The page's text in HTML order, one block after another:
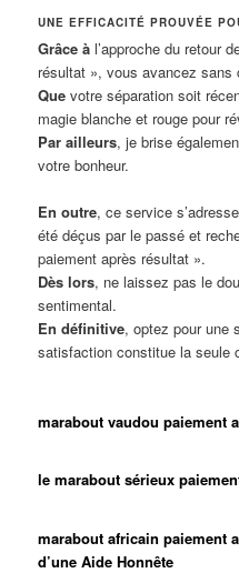
UNE EFFICACITÉ PROUVÉE
Grâce à l’approche du retour
résultat », vous avancez sans
Que votre séparation soit
magie blanche et rouge pour
Par ailleurs, je brise
votre bonheur.
En outre, ce service
été déçus par le passé et
paiement après résultat ».
Dès lors, ne laissez pas le
sentimental.
En définitive, optez pour une
satisfaction constitue la seule
marabout vaudou paiement
le marabout sérieux
marabout africain paiement
d’une Aide Honnête